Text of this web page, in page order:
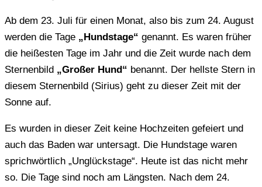
Ab dem 23. Juli für einen Monat, also bis zum 24. August
werden die Tage „Hundstage“ genannt. Es waren früher
die heißesten Tage im Jahr und die Zeit wurde nach dem
Sternenbild „Großer Hund“ benannt. Der hellste Stern in
diesem Sternenbild (Sirius) geht zu dieser Zeit mit der
Sonne auf.
Es wurden in dieser Zeit keine Hochzeiten gefeiert und
auch das Baden war untersagt. Die Hundstage waren
sprichwörtlich „Unglückstage“. Heute ist das nicht mehr
so. Die Tage sind noch am Längsten. Nach dem 24.